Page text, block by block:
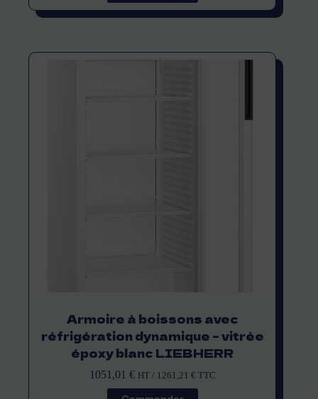
Armoire à boissons avec
réfrigération dynamique – vitrée
époxy blanc LIEBHERR
1051,01 € HT / 1261,21 € TTC